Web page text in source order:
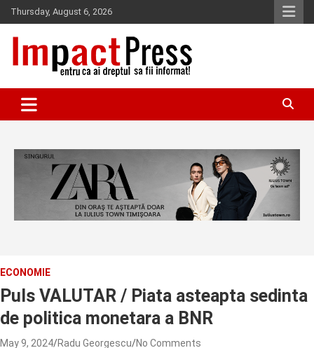
Skip
to
content
Thursday, August 6, 2026
IMPACTPRESS
ECONOMIE
Puls VALUTAR / Piata asteapta sedinta
de politica monetara a BNR
May 9, 2024 Radu Georgescu No Comments